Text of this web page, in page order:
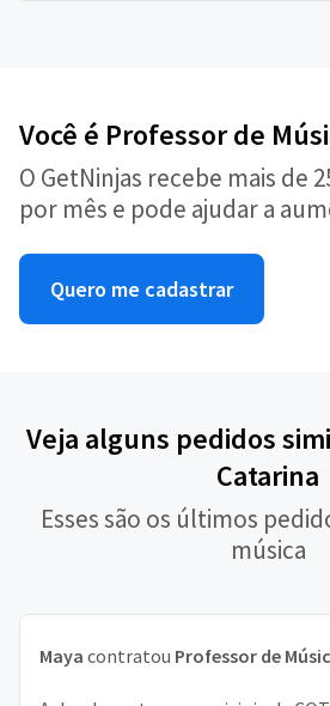
Você é Professor de
O GetNinjas recebe mais de
por mês e pode ajudar a
Quero me cadastrar
Veja alguns pedidos
Catarina
Esses são os últimos
música
Maya contratou Professor de